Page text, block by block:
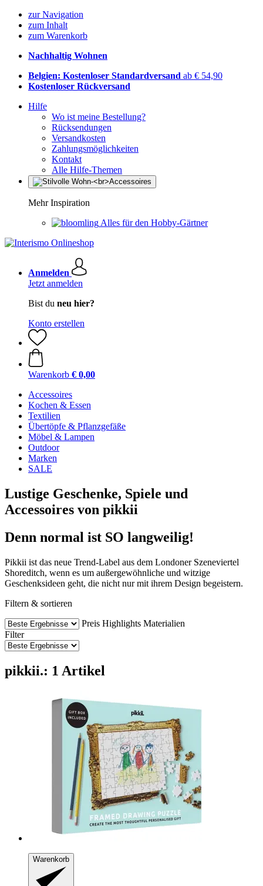
zur Navigation
zum Inhalt
zum Warenkorb
Nachhaltig Wohnen
Belgien: Kostenloser Standardversand ab € 54,90
Kostenloser Rückversand
Hilfe
Wo ist meine Bestellung?
Rücksendungen
Versandkosten
Zahlungsmöglichkeiten
Kontakt
Alle Hilfe-Themen
Mehr Inspiration
Alles für den Hobby-Gärtner
Anmelden
Jetzt anmelden
Bist du neu hier?
Konto erstellen
Warenkorb € 0,00
Accessoires
Kochen & Essen
Textilien
Übertöpfe & Pflanzgefäße
Möbel & Lampen
Outdoor
Marken
SALE
Lustige Geschenke, Spiele und
Accessoires von pikkii
Denn normal ist SO langweilig!
Pikkii ist das neue Trend-Label aus dem Londoner Szeneviertel
Shoreditch, wenn es um außergewöhnliche und witzige
Geschenksideen geht, die nicht nur mit ihrem Design begeistern.
Filtern & sortieren
Preis Highlights Materialien
Filter
pikkii.: 1 Artikel
Warenkorb